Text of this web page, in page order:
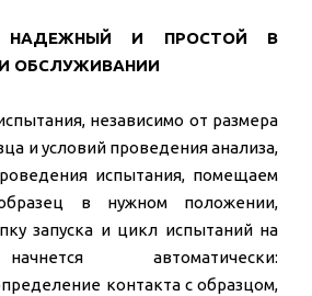
НАДЕЖНЫЙ И ПРОСТОЙ В
ОБСЛУЖИВАНИИ
независимо от размера
и условий проведения анализа,
испытания, помещаем
в нужном положении,
запуска и цикл испытаний на
автоматически:
контакта с образцом,